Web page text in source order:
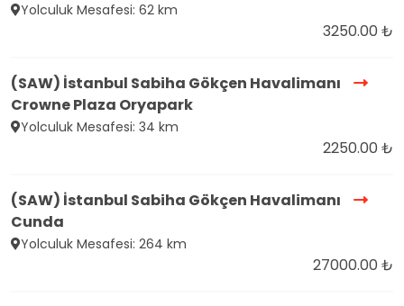
Yolculuk Mesafesi: 62 km
3250.00 ₺
(SAW) İstanbul Sabiha Gökçen Havalimanı
Crowne Plaza Oryapark
Yolculuk Mesafesi: 34 km
2250.00 ₺
(SAW) İstanbul Sabiha Gökçen Havalimanı
Cunda
Yolculuk Mesafesi: 264 km
27000.00 ₺